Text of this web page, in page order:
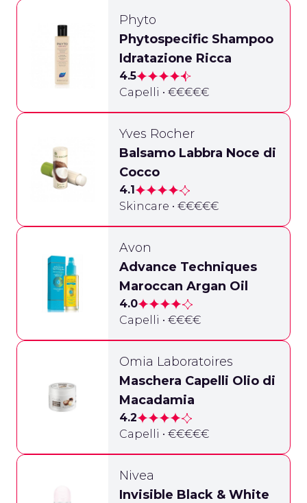
Phyto
Phytospecific Shampoo
Idratazione Ricca
4.5
Capelli • €€€€€
Yves Rocher
Balsamo Labbra Noce di
Cocco
4.1
Skincare • €€€€€
Avon
Advance Techniques
Maroccan Argan Oil
4.0
Capelli • €€€€
Omia Laboratoires
Maschera Capelli Olio di
Macadamia
4.2
Capelli • €€€€€
Nivea
Invisible Black & White